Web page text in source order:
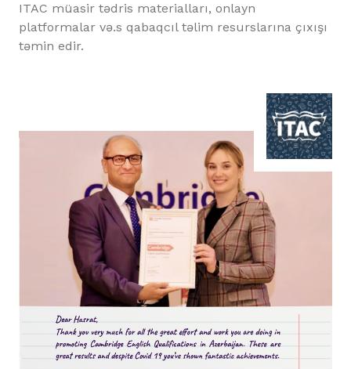
ITAC müasir tədris materialları, onlayn
platformalar və.s qabaqcıl təlim resurslarına çıxışı
təmin edir.